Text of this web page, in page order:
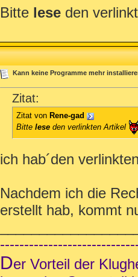
Bitte lese den
Kann keine Programme mehr
Zitat:
Zitat von Rene-gad
Bitte lese den verlinkten Artikel
ich hab´den
Nachdem ich die
erstellt hab, kommt
Der Vorteil der